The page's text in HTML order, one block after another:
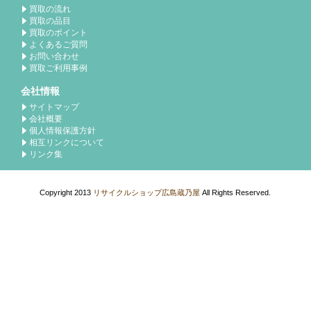
買取の流れ
買取の品目
買取のポイント
よくあるご質問
お問い合わせ
買取ご利用事例
会社情報
サイトマップ
会社概要
個人情報保護方針
相互リンクについて
リンク集
Copyright 2013 リサイクルショップ広島蔵乃屋 All Rights Reserved.